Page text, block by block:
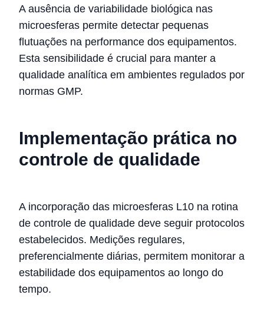
A ausência de variabilidade biológica nas
microesferas permite detectar pequenas
flutuações na performance dos equipamentos.
Esta sensibilidade é crucial para manter a
qualidade analítica em ambientes regulados por
normas GMP.
Implementação prática no
controle de qualidade
A incorporação das microesferas L10 na rotina
de controle de qualidade deve seguir protocolos
estabelecidos. Medições regulares,
preferencialmente diárias, permitem monitorar a
estabilidade dos equipamentos ao longo do
tempo.